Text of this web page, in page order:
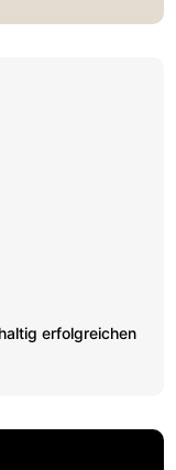
erfolgreichen